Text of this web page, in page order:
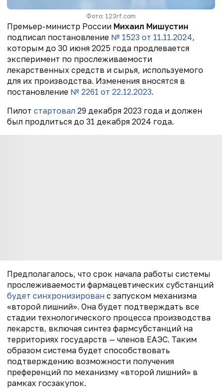
Фото: 123rf.com
Премьер-министр России Михаил Мишустин
подписал постановление № 1523 от 11.11.2024,
которым до 30 июня 2025 года продлевается
эксперимент по прослеживаемости
лекарственных средств и сырья, используемого
для их производства. Изменения вносятся в
постановление № 2261 от 22.12.2023.
Пилот стартовал 29 декабря 2023 года и должен
был продлиться до 31 декабря 2024 года.
Предполагалось, что срок начала работы системы
прослеживаемости фармацевтических субстанций
будет синхронизирован с запуском механизма
«второй лишний». Она будет подтверждать все
стадии технологического процесса производства
лекарств, включая синтез фармсубстанций на
территориях государств — членов ЕАЭС. Таким
образом система будет способствовать
подтверждению возможности получения
преференций по механизму «второй лишний» в
рамках госзакупок.